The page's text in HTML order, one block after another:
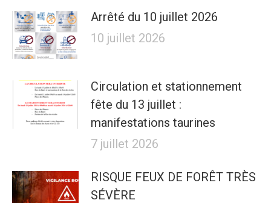
Arrêté du 10 juillet 2026
10 juillet 2026
Circulation et stationnement
fête du 13 juillet :
manifestations taurines
7 juillet 2026
RISQUE FEUX DE FORÊT TRÈS
SÉVÈRE